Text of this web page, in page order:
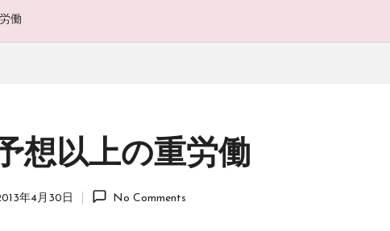
働
想以上の重労働
年4月30日 No Comments